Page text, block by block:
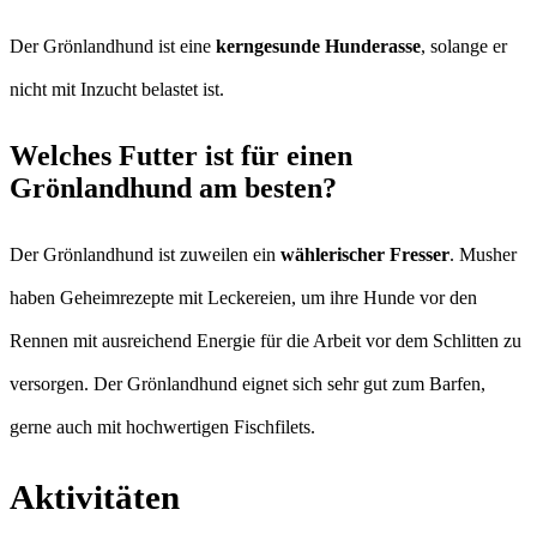
Der Grönlandhund ist eine kerngesunde Hunderasse, solange er
nicht mit Inzucht belastet ist.
Welches Futter ist für einen
Grönlandhund am besten?
Der Grönlandhund ist zuweilen ein wählerischer Fresser. Musher
haben Geheimrezepte mit Leckereien, um ihre Hunde vor den
Rennen mit ausreichend Energie für die Arbeit vor dem Schlitten zu
versorgen. Der Grönlandhund eignet sich sehr gut zum Barfen,
gerne auch mit hochwertigen Fischfilets.
Aktivitäten